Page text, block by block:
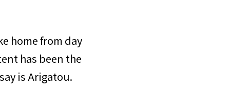
home from day
has been the
is Arigatou.